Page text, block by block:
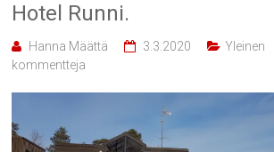
Hotel Runni.
Hanna Määttä 3.3.2020 Yleinen
kommentteja